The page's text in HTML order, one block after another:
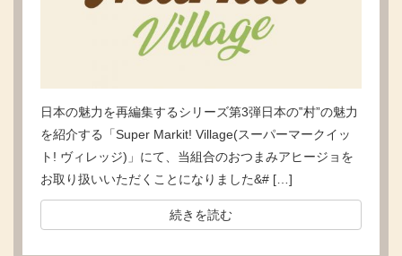
日本の魅力を再編集するシリーズ第3弾日本の‟村”の魅力
を紹介する「Super Markit! Village(スーパーマークイッ
ト! ヴィレッジ)」にて、当組合のおつまみアヒージョを
お取り扱いいただくことになりました&# […]
続きを読む